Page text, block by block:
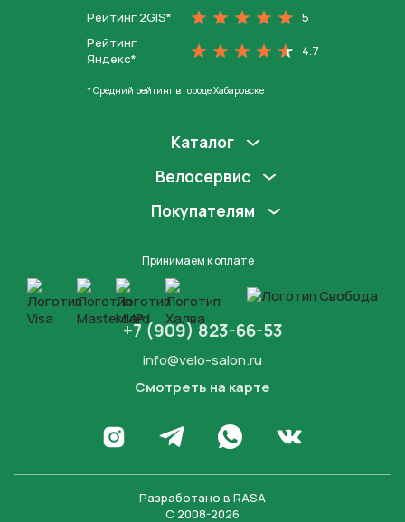
Рейтинг 2GIS*
5
Рейтинг
Яндекс*
4.7
* Средний рейтинг в городе Хабаровске
Каталог
Велосервис
Покупателям
Принимаем к оплате
+7 (909) 823-66-53
info@velo-salon.ru
Смотреть на карте
Перейти в Инстаграм
Написать в Телеграм
Написать в WhatsApp
Перейти во
Разработано в RASA
С 2008-2026